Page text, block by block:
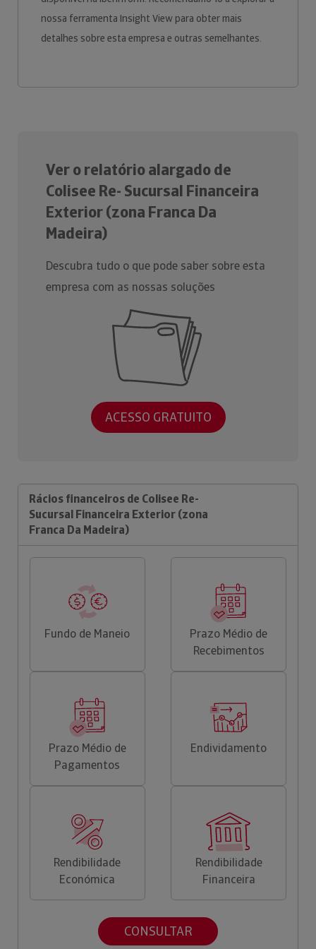
nossa ferramenta Insight View para obter mais
detalhes sobre esta empresa e outras semelhantes.
Ver o relatório alargado de
Colisee Re- Sucursal Financeira
Exterior (zona Franca Da
Madeira)
Descubra tudo o que pode saber sobre esta
empresa com as nossas soluções
ACESSO GRATUITO
Rácios financeiros de Colisee Re-
Sucursal Financeira Exterior (zona
Franca Da Madeira)
Fundo de Maneio
Prazo Médio de
Recebimentos
Prazo Médio de
Pagamentos
Endividamento
Rendibilidade
Económica
Rendibilidade
Financeira
CONSULTAR